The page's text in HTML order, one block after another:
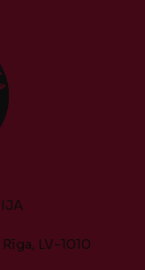
LV-1010